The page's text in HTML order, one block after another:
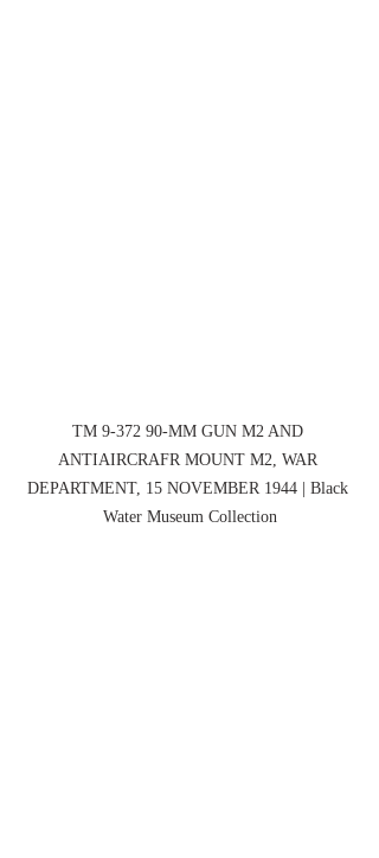
TM 9-372 90-MM GUN M2 AND
ANTIAIRCRAFR MOUNT M2, WAR
DEPARTMENT, 15 NOVEMBER 1944 | Black
Water Museum Collection